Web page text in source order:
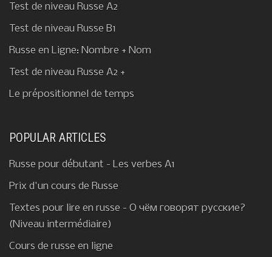
Test de niveau Russe A2
Test de niveau Russe B1
Russe en Ligne: Nombre + Nom
Test de niveau Russe A2 +
Le prépositionnel de temps
POPULAR ARTICLES
Russe pour débutant - Les verbes A1
Prix d'un cours de Russe
Textes pour lire en russe - О чём говорят русские?
(Niveau intermédiaire)
Cours de russe en ligne